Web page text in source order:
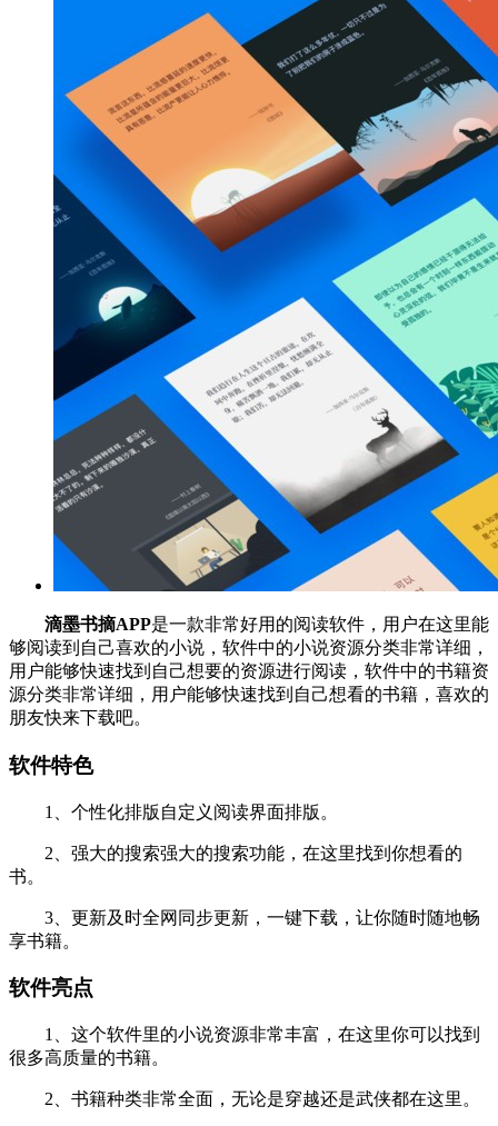
滴墨书摘APP是一款非常好用的阅读软件，用户在这里能
够阅读到自己喜欢的小说，软件中的小说资源分类非常详细，
用户能够快速找到自己想要的资源进行阅读，软件中的书籍资
源分类非常详细，用户能够快速找到自己想看的书籍，喜欢的
朋友快来下载吧。
软件特色
1、个性化排版自定义阅读界面排版。
2、强大的搜索强大的搜索功能，在这里找到你想看的
书。
3、更新及时全网同步更新，一键下载，让你随时随地畅
享书籍。
软件亮点
1、这个软件里的小说资源非常丰富，在这里你可以找到
很多高质量的书籍。
2、书籍种类非常全面，无论是穿越还是武侠都在这里。